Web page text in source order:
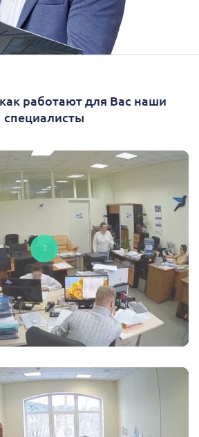
работают для Вас наши
специалисты